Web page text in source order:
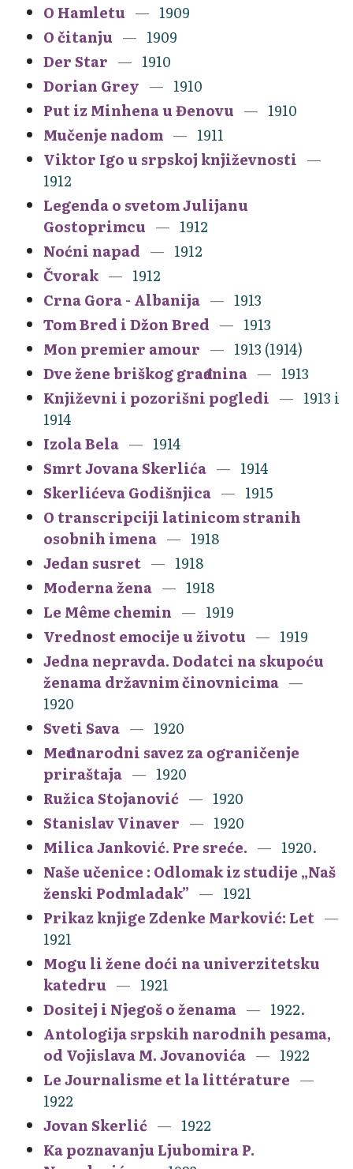
O Hamletu
1909
O čitanju
1909
Der Star
1910
Dorian Grey
1910
Put iz Minhena u Đenovu
1910
Mučenje nadom
1911
Viktor Igo u srpskoj književnosti
1912
Legenda o svetom Julijanu
Gostoprimcu
1912
Noćni napad
1912
Čvorak
1912
Crna Gora - Albanija
1913
Tom Bred i Džon Bred
1913
Mon premier amour
1913 (1914)
Dve žene briškog građanina
1913
Književni i pozorišni pogledi
1913 i
1914
Izola Bela
1914
Smrt Jovana Skerlića
1914
Skerlićeva Godišnjica
1915
O transcripciji latinicom stranih
osobnih imena
1918
Jedan susret
1918
Moderna žena
1918
Le Même chemin
1919
Vrednost emocije u životu
1919
Jedna nepravda. Dodatci na skupoću
ženama državnim činovnicima
1920
Sveti Sava
1920
Međunarodni savez za ograničenje
priraštaja
1920
Ružica Stojanović
1920
Stanislav Vinaver
1920
Milica Janković. Pre sreće.
1920.
Naše učenice : Odlomak iz studije „Naš
ženski Podmladak”
1921
Prikaz knjige Zdenke Marković: Let
1921
Mogu li žene doći na univerzitetsku
katedru
1921
Dositej i Njegoš o ženama
1922.
Antologija srpskih narodnih pesama,
od Vojislava M. Jovanovića
1922
Le Journalisme et la littérature
1922
Jovan Skerlić
1922
Ka poznavanju Ljubomira P.